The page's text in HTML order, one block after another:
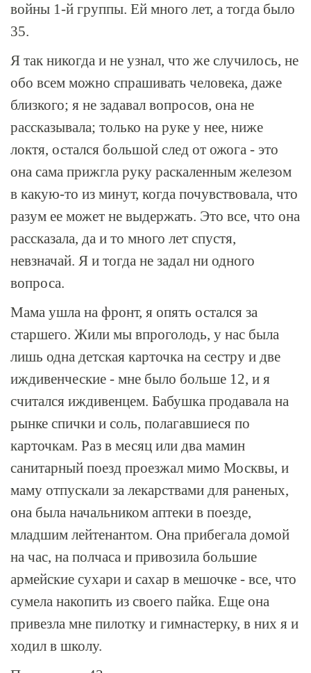
войны 1-й группы. Ей много лет, а тогда было
35.
Я так никогда и не узнал, что же случилось, не
обо всем можно спрашивать человека, даже
близкого; я не задавал вопросов, она не
рассказывала; только на руке у нее, ниже
локтя, остался большой след от ожога - это
она сама прижгла руку раскаленным железом
в какую-то из минут, когда почувствовала, что
разум ее может не выдержать. Это все, что она
рассказала, да и то много лет спустя,
невзначай. Я и тогда не задал ни одного
вопроса.
Мама ушла на фронт, я опять остался за
старшего. Жили мы впроголодь, у нас была
лишь одна детская карточка на сестру и две
иждивенческие - мне было больше 12, и я
считался иждивенцем. Бабушка продавала на
рынке спички и соль, полагавшиеся по
карточкам. Раз в месяц или два мамин
санитарный поезд проезжал мимо Москвы, и
маму отпускали за лекарствами для раненых,
она была начальником аптеки в поезде,
младшим лейтенантом. Она прибегала домой
на час, на полчаса и привозила большие
армейские сухари и сахар в мешочке - все, что
сумела накопить из своего пайка. Еще она
привезла мне пилотку и гимнастерку, в них я и
ходил в школу.